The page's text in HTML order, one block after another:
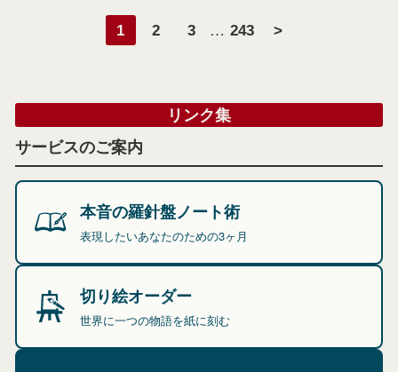
1 2 3 … 243 >
リンク集
サービスのご案内
本音の羅針盤ノート術
表現したいあなたのための3ヶ月
切り絵オーダー
世界に一つの物語を紙に刻む